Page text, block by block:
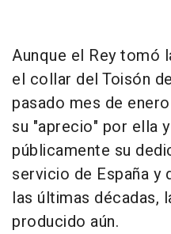
Aunque el Rey tomó
el collar del Toisón
pasado mes de
su "aprecio" por ella
públicamente su
servicio de España y
las últimas décadas,
producido aún.